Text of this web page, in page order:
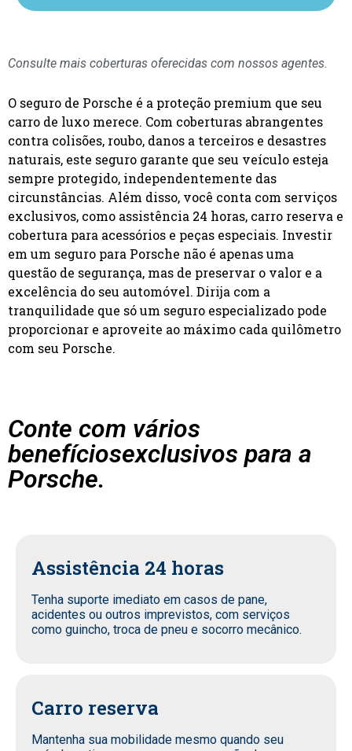
Consulte mais coberturas oferecidas com nossos agentes.
O seguro de Porsche é a proteção premium que seu
carro de luxo merece. Com coberturas abrangentes
contra colisões, roubo, danos a terceiros e desastres
naturais, este seguro garante que seu veículo esteja
sempre protegido, independentemente das
circunstâncias. Além disso, você conta com serviços
exclusivos, como assistência 24 horas, carro reserva e
cobertura para acessórios e peças especiais. Investir
em um seguro para Porsche não é apenas uma
questão de segurança, mas de preservar o valor e a
excelência do seu automóvel. Dirija com a
tranquilidade que só um seguro especializado pode
proporcionar e aproveite ao máximo cada quilômetro
com seu Porsche.
Conte com vários
benefíciosexclusivos para a
Porsche.
Assistência 24 horas
Tenha suporte imediato em casos de pane,
acidentes ou outros imprevistos, com serviços
como guincho, troca de pneu e socorro mecânico.
Carro reserva
Mantenha sua mobilidade mesmo quando seu